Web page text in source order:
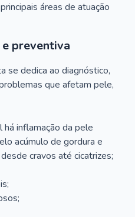
áreas de atuação
preventiva
se dedica ao diagnóstico,
que afetam pele,
há inflamação da pele
acúmulo de gordura e
cravos até cicatrizes;